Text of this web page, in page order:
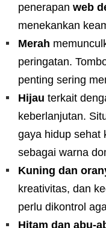
penerapan web
menekankan
Merah
peringatan.
penting sering
Hijau terkait
keberlanjutan.
gaya hidup sehat
sebagai warna
Kuning dan
kreativitas, dan
perlu dikontrol
Hitam dan abu-